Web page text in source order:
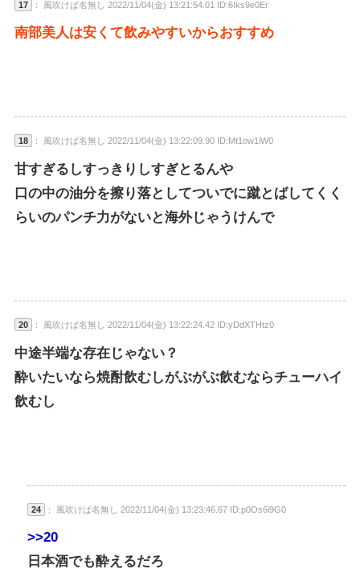
17 ： 風吹けば名無し 2022/11/04(金) 13:21:54.01 ID:6Iks9e0Er
南部美人は安くて飲みやすいからおすすめ
18 ： 風吹けば名無し 2022/11/04(金) 13:22:09.90 ID:Mt1ow1iW0
甘すぎるしすっきりしすぎとるんや
口の中の油分を擦り落としてついでに蹴とばしてくく
らいのパンチ力がないと海外じゃうけんで
20 ： 風吹けば名無し 2022/11/04(金) 13:22:24.42 ID:yDdXTHtz0
中途半端な存在じゃない？
酔いたいなら焼酎飲むしがぶがぶ飲むならチューハイ
飲むし
24 ： 風吹けば名無し 2022/11/04(金) 13:23:46.67 ID:p0Os6i9G0
>>20
日本酒でも酔えるだろ